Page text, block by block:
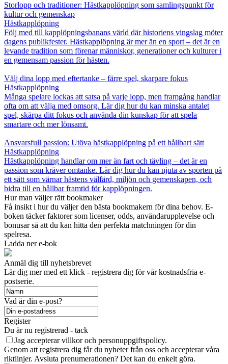
Storlopp och traditioner: Hästkapplöpning som samlingspunkt för
kultur och gemenskap
Hästkapplöpning
Följ med till kapplöpningsbanans värld där historiens vingslag möter
dagens publikfester. Hästkapplöpning är mer än en sport – det är en
levande tradition som förenar människor, generationer och kulturer i
en gemensam passion för hästen.
Välj dina lopp med eftertanke – färre spel, skarpare fokus
Hästkapplöpning
Många spelare lockas att satsa på varje lopp, men framgång handlar
ofta om att välja med omsorg. Lär dig hur du kan minska antalet
spel, skärpa ditt fokus och använda din kunskap för att spela
smartare och mer lönsamt.
Ansvarsfull passion: Utöva hästkapplöpning på ett hållbart sätt
Hästkapplöpning
Hästkapplöpning handlar om mer än fart och tävling – det är en
passion som kräver omtanke. Lär dig hur du kan njuta av sporten på
ett sätt som värnar hästens välfärd, miljön och gemenskapen, och
bidra till en hållbar framtid för kapplöpningen.
Hur man väljer rätt bookmaker
Få insikt i hur du väljer den bästa bookmakern för dina behov. E-
boken täcker faktorer som licenser, odds, användarupplevelse och
bonusar så att du kan hitta den perfekta matchningen för din
spelresa.
Ladda ner e-bok
Anmäl dig till nyhetsbrevet
Lär dig mer med ett klick - registrera dig för vår kostnadsfria e-
postserie.
Vad är din e-post?
Register
Du är nu registrerad - tack
Jag accepterar villkor och personuppgiftspolicy.
Genom att registrera dig får du nyheter från oss och accepterar våra
riktlinjer. Avsluta prenumerationen? Det kan du enkelt göra.